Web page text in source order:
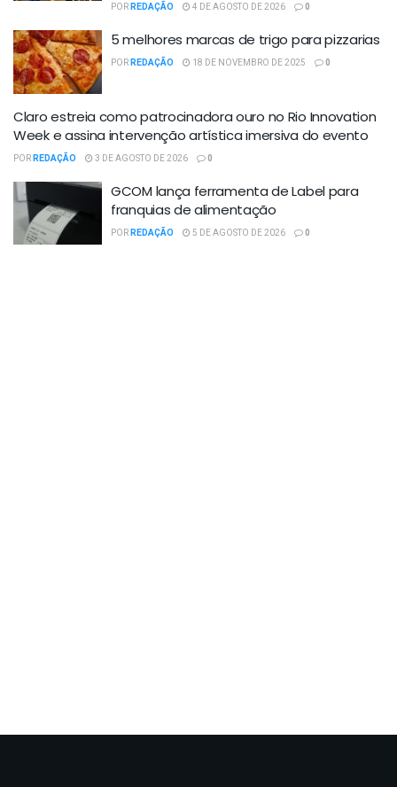
PORREDAÇÃO 4 DE AGOSTO DE 2026 0
5 melhores marcas de trigo para pizzarias
PORREDAÇÃO 18 DE NOVEMBRO DE 2025 0
Claro estreia como patrocinadora ouro no Rio Innovation
Week e assina intervenção artística imersiva do evento
PORREDAÇÃO 3 DE AGOSTO DE 2026 0
GCOM lança ferramenta de Label para
franquias de alimentação
PORREDAÇÃO 5 DE AGOSTO DE 2026 0